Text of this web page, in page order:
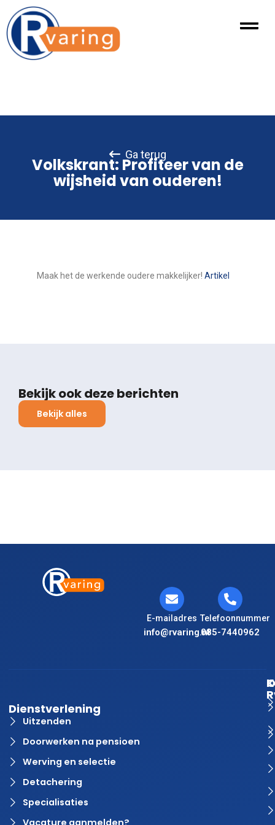
Ga terug
Volkskrant: Profiteer van de
wijsheid van ouderen!
Maak het de werkende oudere makkelijker! Artikel
Bekijk ook deze berichten
Bekijk alles
E-mailadres
info@rvaring.nl
Telefoonnummer
085-7440962
Dienstverlening
Uitzenden
Doorwerken na pensioen
Werving en selectie
Detachering
Specialisaties